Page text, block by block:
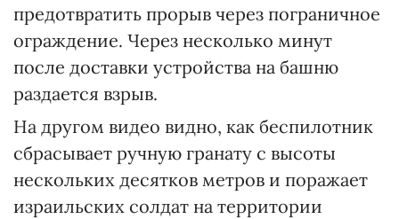
предотвратить прорыв через пограничное
ограждение. Через несколько минут
после доставки устройства на башню
раздается взрыв.
На другом видео видно, как беспилотник
сбрасывает ручную гранату с высоты
нескольких десятков метров и поражает
израильских солдат на территории